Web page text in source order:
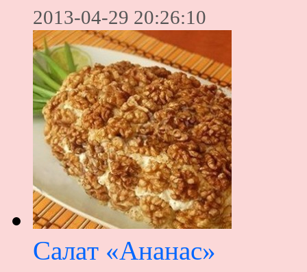
2013-04-29 20:26:10
Caлaт «Aнaнac»